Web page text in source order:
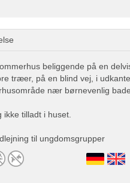
beliggende på en
træer, på en blind vej, i
nær børnevenlig
ikke tilladt i huset.
til ungdomsgrupper